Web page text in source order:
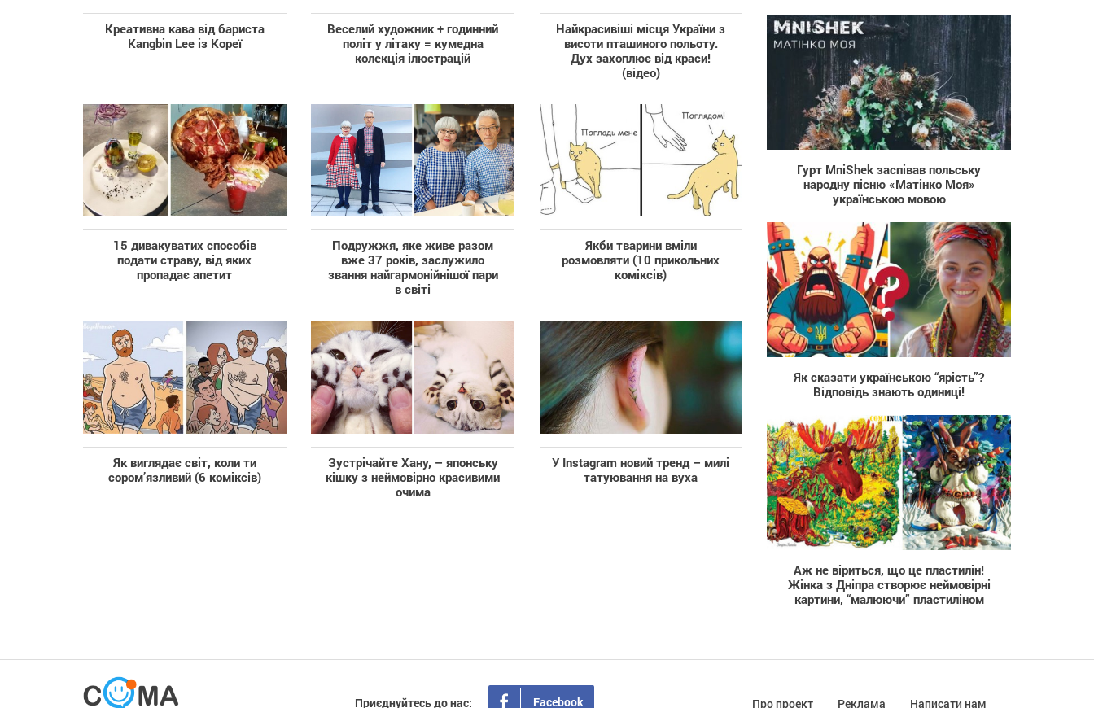
Креативна кава від бариста
Kangbin Lee із Кореї
Веселий художник + годинний
політ у літаку = кумедна
колекція ілюстрацій
Найкрасивіші місця України з
висоти пташиного польоту.
Дух захоплює від краси!
(відео)
15 дивакуватих способів
подати страву, від яких
пропадає апетит
Подружжя, яке живе разом
вже 37 років, заслужило
звання найгармонійнішої пари
в світі
Якби тварини вміли
розмовляти (10 прикольних
коміксів)
Як виглядає світ, коли ти
сором’язливий (6 коміксів)
Зустрічайте Хану, – японську
кішку з неймовірно красивими
очима
У Instagram новий тренд – милі
татуювання на вуха
514
Гурт MniShek заспівав польську
народну пісню «Матінко Моя»
українською мовою
912
Як сказати українською “ярість”?
Відповідь знають одиниці!
267
Аж не віриться, що це пластилін!
Жінка з Дніпра створює неймовірні
картини, “малюючи” пластиліном
Приєднуйтесь до нас: Facebook Про проект Реклама Написати нам